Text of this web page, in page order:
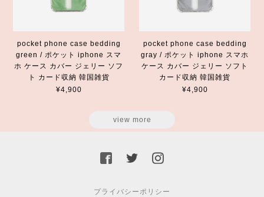
pocket phone case bedding
green / ポケット iphone スマ
ホ ケース カバー ジェリー ソフ
ト カード収納 韓国雑貨
¥4,900
pocket phone case bedding
gray / ポケット iphone スマホ
ケース カバー ジェリー ソフト
カード収納 韓国雑貨
¥4,900
view more
プライバシーポリシー